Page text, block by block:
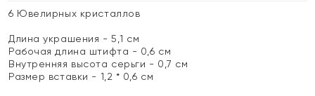
6 Ювелирных кристаллов
Длина украшения - 5,1 см
Рабочая длина штифта - 0,6 см
Внутренняя высота серьги - 0,7 см
Размер вставки - 1,2 * 0,6 см